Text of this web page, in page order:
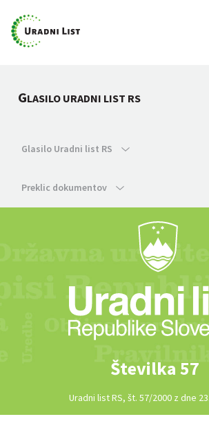
GLASILO URADNI LIST RS
Glasilo Uradni list RS
Preklic dokumentov
Številka 57
Uradni list RS, št. 57/2000 z dne